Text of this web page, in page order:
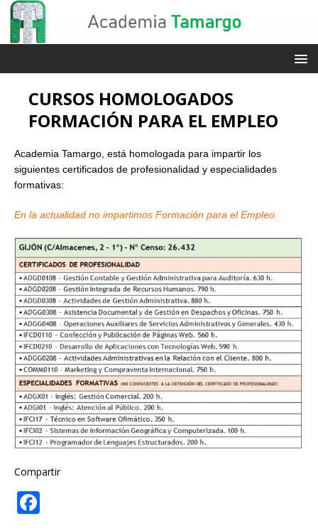
CURSOS HOMOLOGADOS
FORMACIÓN PARA EL EMPLEO
Academia Tamargo, está homologada para impartir los
siguientes certificados de profesionalidad y especialidades
formativas:
En la actualidad no impartimos Formación para el Empleo.
Compartir